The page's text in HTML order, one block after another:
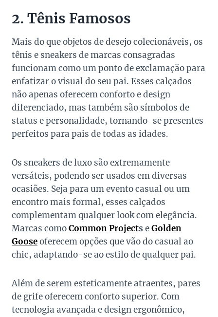
2. Tênis Famosos
Mais do que objetos de desejo colecionáveis, os
tênis e sneakers de marcas consagradas
funcionam como um ponto de exclamação para
enfatizar o visual do seu pai. Esses calçados
não apenas oferecem conforto e design
diferenciado, mas também são símbolos de
status e personalidade, tornando-se presentes
perfeitos para pais de todas as idades.
Os sneakers de luxo são extremamente
versáteis, podendo ser usados em diversas
ocasiões. Seja para um evento casual ou um
encontro mais formal, esses calçados
complementam qualquer look com elegância.
Marcas comoCommon Projects eGolden
Gooseoferecem opções que vão do casual ao
chic, adaptando-se ao estilo de qualquer pai.
Além de serem esteticamente atraentes, pares
de grife oferecem conforto superior. Com
tecnologia avançada e design ergonômico,